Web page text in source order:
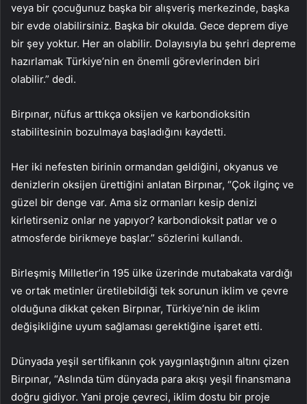
veya bir çocuğunuz başka bir alışveriş merkezinde, başka
bir evde olabilirsiniz. Başka bir okulda. Gece deprem diye
bir şey yoktur. Her an olabilir. Dolayısıyla bu şehri depreme
hazırlamak Türkiye’nin en önemli görevlerinden biri
olabilir.” dedi.
Birpınar, nüfus arttıkça oksijen ve karbondioksitin
stabilitesinin bozulmaya başladığını kaydetti.
Her iki nefesten birinin ormandan geldiğini, okyanus ve
denizlerin oksijen ürettiğini anlatan Birpınar, “Çok ilginç ve
güzel bir denge var. Ama siz ormanları kesip denizi
kirletirseniz onlar ne yapıyor? karbondioksit patlar ve o
atmosferde birikmeye başlar.” sözlerini kullandı.
Birleşmiş Milletler’in 195 ülke üzerinde mutabakata vardığı
ve ortak metinler üretilebildiği tek sorunun iklim ve çevre
olduğuna dikkat çeken Birpınar, Türkiye’nin de iklim
değişikliğine uyum sağlaması gerektiğine işaret etti.
Dünyada yeşil sertifikanın çok yaygınlaştığının altını çizen
Birpınar, “Aslında tüm dünyada para akışı yeşil finansmana
doğru gidiyor. Yani proje çevreci, iklim dostu bir proje